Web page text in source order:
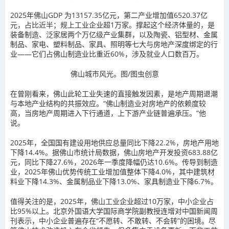
2025年佛山GDP 为13157.35亿元，第二产业增加值6520.37亿
元，占比近半；规上工业企业超1万家。撑起这个经济体量的，是
装备制造、泛家居两个万亿级产业集群，以及陶瓷、铝型材、金属
制品、家电、塑料制品、家具、照明等七大与房地产深度绑定的行
业——它们占佛山制造业比重近60%，涉及就业人口数百万。
佛山城市风光。图/图虫创意
在曾刚看来，佛山此轮工业失速的直接触发因素，是地产周期退潮
与本地产业结构的共振效应。“佛山制造业对房地产的依赖度较
高，当房地产周期进入下行通道，上下游产业链普遍承压。”他
说。
2025年，全国国有建设用地供应总量同比下降22.2%，房地产用地
下降14.4%。据佛山市统计局数据，佛山房地产开发投资683.88亿
元，同比下降27.6%，2026年一季度降幅仍达10.6%。传导到制造
业，2025年佛山优势传统工业增加值整体下降4.0%，其中建筑材
料业下降14.3%、金属制品业下降13.0%、家具制造业下降6.7%。
值得关注的是，2025年，佛山工业企业超过10万家，中小企业占
比95%以上。北京外国语大学国际商学院副教授连增对中国新闻周
刊表示，中小企业普遍存在“不愿转、不敢转、不会转”的困境。尽